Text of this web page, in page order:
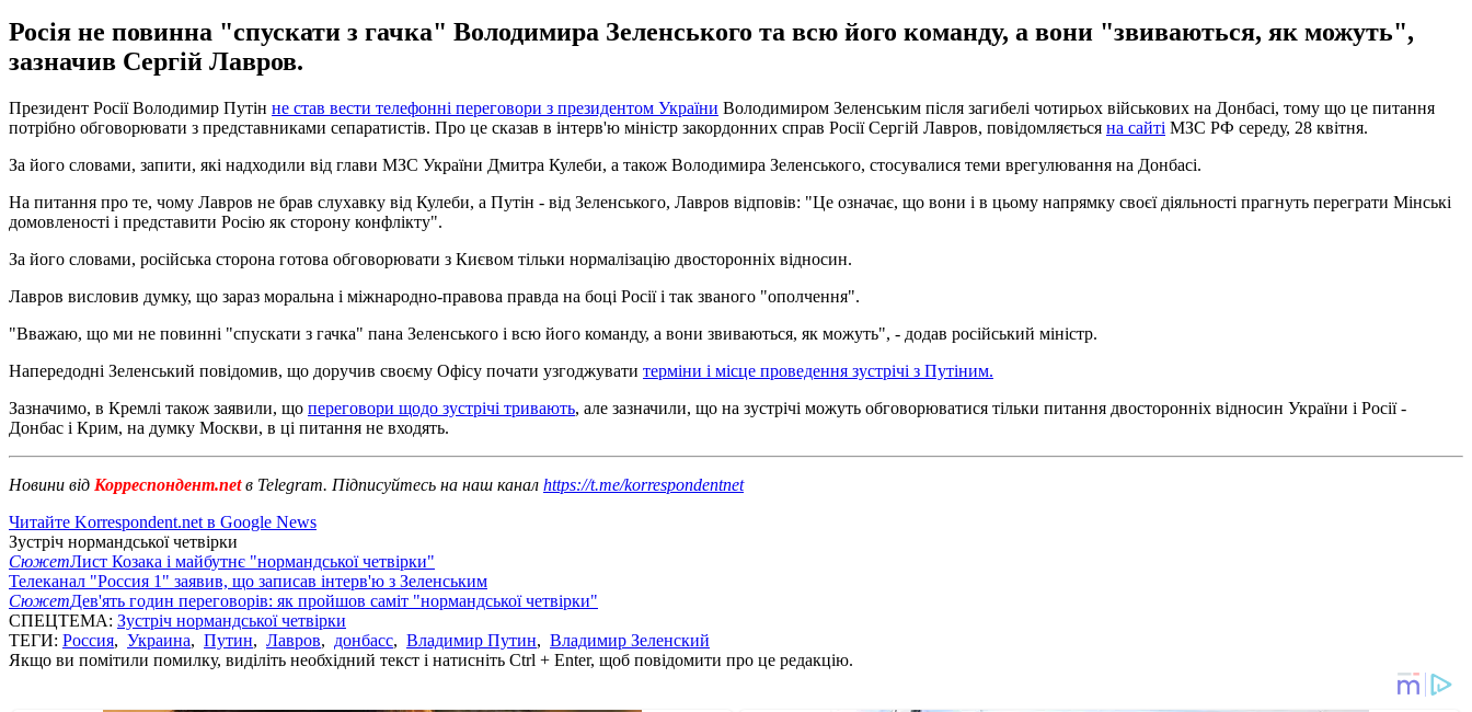
Росія не повинна "спускати з гачка" Володимира Зеленського та всю його команду, а вони "звиваються, як можуть",
зазначив Сергій Лавров.
Президент Росії Володимир Путін не став вести телефонні переговори з президентом України Володимиром Зеленським після загибелі чотирьох військових на Донбасі, тому що це питання
потрібно обговорювати з представниками сепаратистів. Про це сказав в інтерв'ю міністр закордонних справ Росії Сергій Лавров, повідомляється на сайті МЗС РФ середу, 28 квітня.
За його словами, запити, які надходили від глави МЗС України Дмитра Кулеби, а також Володимира Зеленського, стосувалися теми врегулювання на Донбасі.
На питання про те, чому Лавров не брав слухавку від Кулеби, а Путін - від Зеленського, Лавров відповів: "Це означає, що вони і в цьому напрямку своєї діяльності прагнуть переграти Мінські
домовленості і представити Росію як сторону конфлікту".
За його словами, російська сторона готова обговорювати з Києвом тільки нормалізацію двосторонніх відносин.
Лавров висловив думку, що зараз моральна і міжнародно-правова правда на боці Росії і так званого "ополчення".
"Вважаю, що ми не повинні "спускати з гачка" пана Зеленського і всю його команду, а вони звиваються, як можуть", - додав російський міністр.
Напередодні Зеленський повідомив, що доручив своєму Офісу почати узгоджувати терміни і місце проведення зустрічі з Путіним.
Зазначимо, в Кремлі також заявили, що переговори щодо зустрічі тривають, але зазначили, що на зустрічі можуть обговорюватися тільки питання двосторонніх відносин України і Росії -
Донбас і Крим, на думку Москви, в ці питання не входять.
Новини від Корреспондент.netв Telegram. Підписуйтесь на наш канал https://t.me/korrespondentnet
Читайте Korrespondent.net в Google News
Зустріч нормандської четвірки
СюжетЛист Козака і майбутнє "нормандської четвірки"
Телеканал "Россия 1" заявив, що записав інтерв'ю з Зеленським
СюжетДев'ять годин переговорів: як пройшов саміт "нормандської четвірки"
СПЕЦТЕМА: Зустріч нормандської четвірки
ТЕГИ: Россия, Украина, Путин, Лавров, донбасс, Владимир Путин, Владимир Зеленский
Якщо ви помітили помилку, виділіть необхідний текст і натисніть Ctrl + Enter, щоб повідомити про це редакцію.